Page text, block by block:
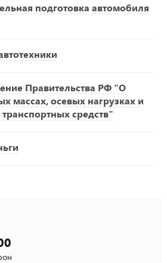
подготовка автомобиля
Правительства РФ "О
массах, осевых нагрузках и
транспортных средств"